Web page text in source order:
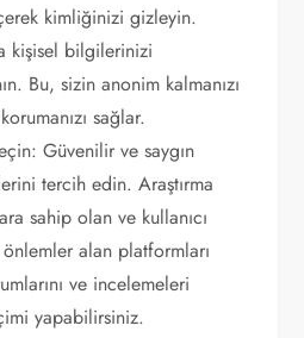
kimliğinizi gizleyin.
kişisel bilgilerinizi
Bu, sizin anonim kalmanızı
sağlar.
Güvenilir ve saygın
tercih edin. Araştırma
sahip olan ve kullanıcı
alan platformları
ve incelemeleri
yapabilirsiniz.